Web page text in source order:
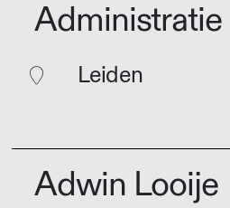
Administratie
Leiden
Adwin Looije